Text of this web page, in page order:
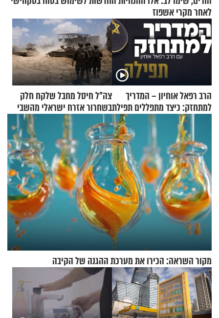
לאחר מקרי אשפוז
הרב רפאל אוחיון – המדריך
למתחזק: כיצד מתפללים תפילת
שמונה עשרה?
צה"ל חיסל מחבל שלקח חלק
בשחרור אזרח ישראלי מהשבי
מקור השראה: הכירו את מערכת ההגנה של הקיבה